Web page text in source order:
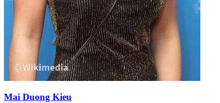
Mai Duong Kieu